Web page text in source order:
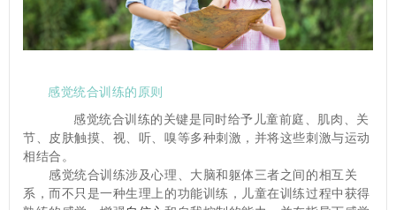
感觉统合训练的原则
感觉统合训练的关键是同时给予儿童前庭、肌肉、关
节、皮肤触摸、视、听、嗅等多种刺激，并将这些刺激与运动
相结合。
感觉统合训练涉及心理、大脑和躯体三者之间的相互关
系，而不只是一种生理上的功能训练，儿童在训练过程中获得